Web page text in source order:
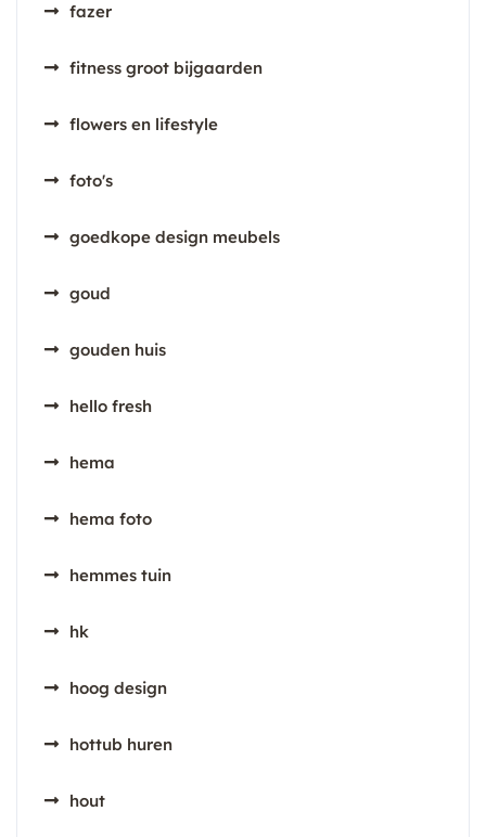
fazer
fitness groot bijgaarden
flowers en lifestyle
foto's
goedkope design meubels
goud
gouden huis
hello fresh
hema
hema foto
hemmes tuin
hk
hoog design
hottub huren
hout